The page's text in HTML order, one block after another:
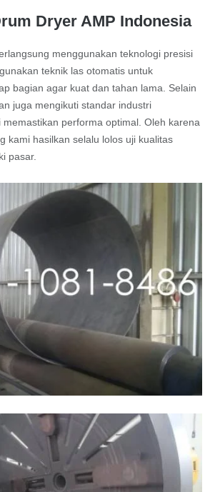
Dryer AMP Indonesia
menggunakan teknologi presisi
teknik las otomatis untuk
bagian agar kuat dan tahan lama. Selain
juga mengikuti standar industri
memastikan performa optimal. Oleh karena
kami hasilkan selalu lolos uji kualitas
pasar.